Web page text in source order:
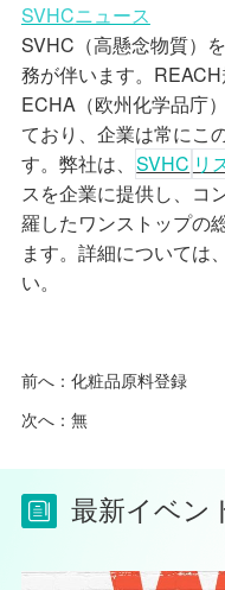
SVHCニュース
SVHC （高懸念物質）
務が伴います。 REACH
ECHA（欧州化学品庁
ており、企業は常にこ
す。弊社は、 SVHC リ
スを企業に提供し、コ
羅したワンストップの
ます。詳細については
い。
前へ： 化粧品原料登録
次へ：無
最新イベン